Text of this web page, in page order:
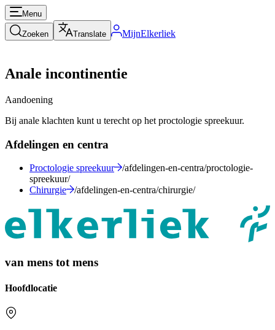
Menu
Zoeken Translate MijnElkerliek
Anale incontinentie
Aandoening
Bij anale klachten kunt u terecht op het proctologie spreekuur.
Afdelingen en centra
Proctologie spreekuur
/afdelingen-en-centra/proctologie-
spreekuur/
Chirurgie
/afdelingen-en-centra/chirurgie/
van mens tot mens
Hoofdlocatie